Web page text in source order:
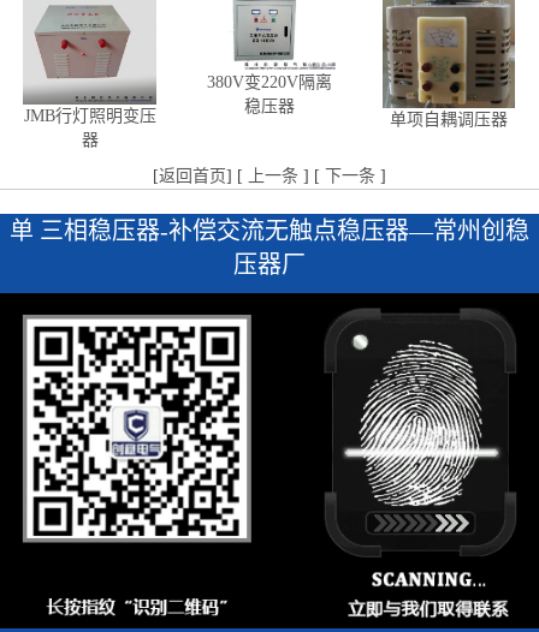
JMB行灯照明变压
器
380V变220V隔离
稳压器
单项自耦调压器
[返回首页] [ 上一条 ] [ 下一条 ]
单 三相稳压器-补偿交流无触点稳压器—常州创稳
压器厂